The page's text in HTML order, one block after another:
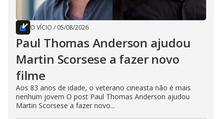
O VÍCIO / 05/08/2026
Paul Thomas Anderson ajudou
Martin Scorsese a fazer novo
filme
Aos 83 anos de idade, o veterano cineasta não é mais
nenhum jovem O post Paul Thomas Anderson ajudou
Martin Scorsese a fazer novo...